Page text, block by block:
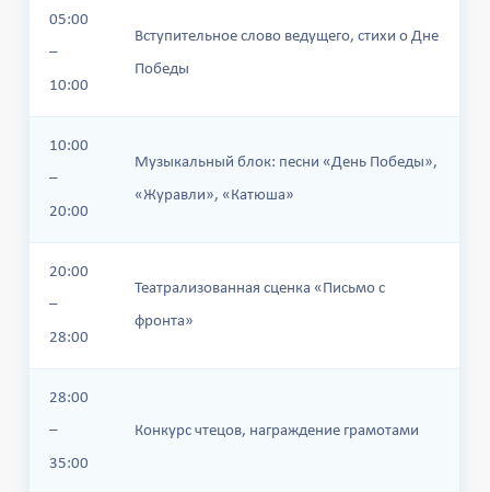
05:00
–
10:00
Вступительное слово ведущего, стихи о Дне
Победы
10:00
–
20:00
Музыкальный блок: песни «День Победы»,
«Журавли», «Катюша»
20:00
–
28:00
Театрализованная сценка «Письмо с
фронта»
28:00
–
35:00
Конкурс чтецов, награждение грамотами